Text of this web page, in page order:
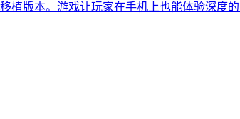
植版本。游戏让玩家在手机上也能体验深度